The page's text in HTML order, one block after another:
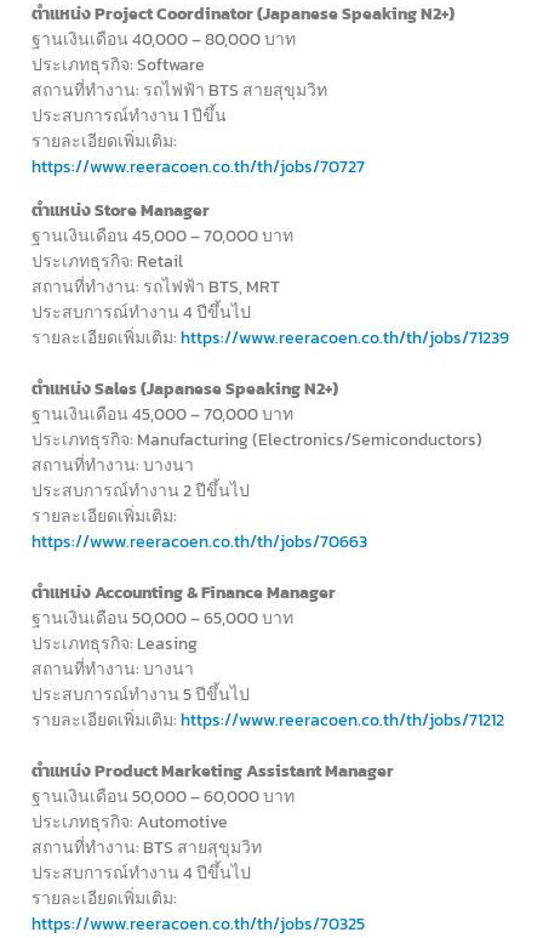
ตำแหน่ง Project Coordinator (Japanese Speaking N2+)
ฐานเงินเดือน 40,000 – 80,000 บาท
ประเภทธุรกิจ: Software
สถานที่ทำงาน: รถไฟฟ้า BTS สายสุขุมวิท
ประสบการณ์ทำงาน 1 ปีขึ้น
รายละเอียดเพิ่มเติม:
https://www.reeracoen.co.th/th/jobs/70727
ตำแหน่ง Store Manager
ฐานเงินเดือน 45,000 – 70,000 บาท
ประเภทธุรกิจ: Retail
สถานที่ทำงาน: รถไฟฟ้า BTS, MRT
ประสบการณ์ทำงาน 4 ปีขึ้นไป
รายละเอียดเพิ่มเติม:https://www.reeracoen.co.th/th/jobs/71239
ตำแหน่ง Sales (Japanese Speaking N2+)
ฐานเงินเดือน 45,000 – 70,000 บาท
ประเภทธุรกิจ: Manufacturing (Electronics/Semiconductors)
สถานที่ทำงาน: บางนา
ประสบการณ์ทำงาน 2 ปีขึ้นไป
รายละเอียดเพิ่มเติม:
https://www.reeracoen.co.th/th/jobs/70663
ตำแหน่ง Accounting & Finance Manager
ฐานเงินเดือน 50,000 – 65,000 บาท
ประเภทธุรกิจ: Leasing
สถานที่ทำงาน: บางนา
ประสบการณ์ทำงาน 5 ปีขึ้นไป
รายละเอียดเพิ่มเติม:https://www.reeracoen.co.th/th/jobs/71212
ตำแหน่ง Product Marketing Assistant Manager
ฐานเงินเดือน 50,000 – 60,000 บาท
ประเภทธุรกิจ: Automotive
สถานที่ทำงาน: BTS สายสุขุมวิท
ประสบการณ์ทำงาน 4 ปีขึ้นไป
รายละเอียดเพิ่มเติม:
https://www.reeracoen.co.th/th/jobs/70325